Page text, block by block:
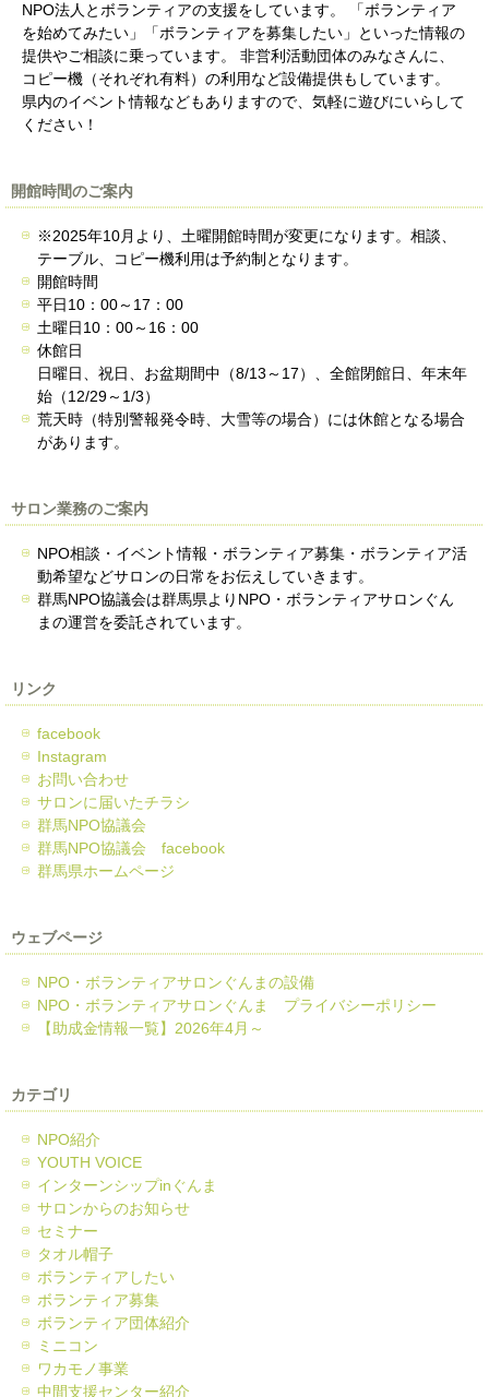
NPO法人とボランティアの支援をしています。 「ボランティア
を始めてみたい」「ボランティアを募集したい」といった情報の
提供やご相談に乗っています。 非営利活動団体のみなさんに、
コピー機（それぞれ有料）の利用など設備提供もしています。
県内のイベント情報などもありますので、気軽に遊びにいらして
ください！
開館時間のご案内
※2025年10月より、土曜開館時間が変更になります。相談、
テーブル、コピー機利用は予約制となります。
開館時間
平日10：00～17：00
土曜日10：00～16：00
休館日
日曜日、祝日、お盆期間中（8/13～17）、全館閉館日、年末年
始（12/29～1/3）
荒天時（特別警報発令時、大雪等の場合）には休館となる場合
があります。
サロン業務のご案内
NPO相談・イベント情報・ボランティア募集・ボランティア活
動希望などサロンの日常をお伝えしていきます。
群馬NPO協議会は群馬県よりNPO・ボランティアサロンぐん
まの運営を委託されています。
リンク
facebook
Instagram
お問い合わせ
サロンに届いたチラシ
群馬NPO協議会
群馬NPO協議会 facebook
群馬県ホームページ
ウェブページ
NPO・ボランティアサロンぐんまの設備
NPO・ボランティアサロンぐんま プライバシーポリシー
【助成金情報一覧】2026年4月～
カテゴリ
NPO紹介
YOUTH VOICE
インターンシップinぐんま
サロンからのお知らせ
セミナー
タオル帽子
ボランティアしたい
ボランティア募集
ボランティア団体紹介
ミニコン
ワカモノ事業
中間支援センター紹介